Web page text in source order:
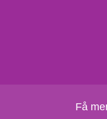
Få